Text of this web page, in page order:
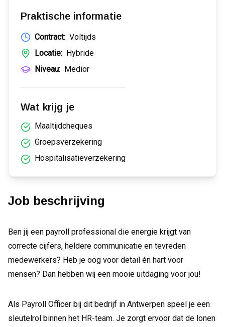
Praktische informatie
Contract: Voltijds
Locatie: Hybride
Niveau: Medior
Wat krijg je
Maaltijdcheques
Groepsverzekering
Hospitalisatieverzekering
Job beschrijving
Ben jij een payroll professional die energie krijgt van
correcte cijfers, heldere communicatie en tevreden
medewerkers? Heb je oog voor detail én hart voor
mensen? Dan hebben wij een mooie uitdaging voor jou!
Als Payroll Officer bij dit bedrijf in Antwerpen speel je een
sleutelrol binnen het HR-team. Je zorgt ervoor dat de lonen